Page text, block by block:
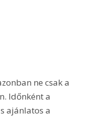
Időnként a
ajánlatos a